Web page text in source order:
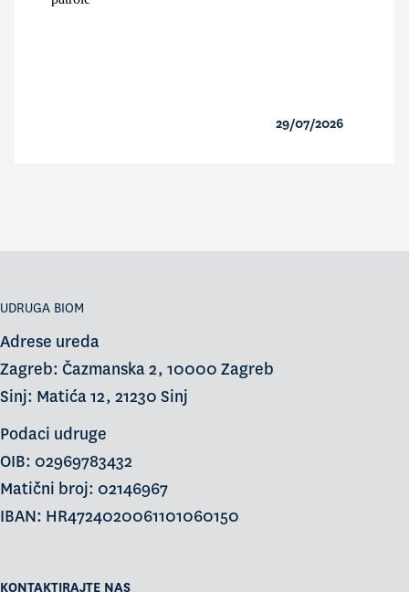
29/07/2026
UDRUGA BIOM
Adrese ureda
Zagreb: Čazmanska 2, 10000 Zagreb
Sinj: Matića 12, 21230 Sinj
Podaci udruge
OIB: 02969783432
Matični broj: 02146967
IBAN: HR4724020061101060150
KONTAKTIRAJTE NAS